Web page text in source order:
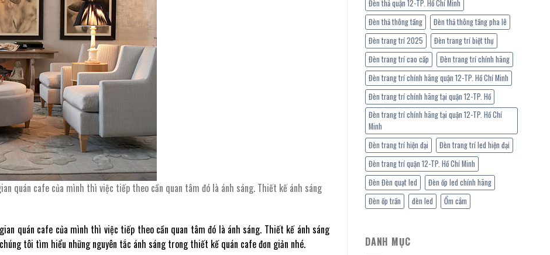
quán cafe của mình thì việc tiếp theo cần quan tâm đó là ánh sáng. Thiết kế ánh sáng
quán cafe của mình thì việc tiếp theo cần quan tâm đó là ánh sáng. Thiết kế ánh sáng
tôi tìm hiểu những nguyên tắc ánh sáng trong thiết kế quán cafe đơn giản nhé.
Đèn thả quận 12-TP. Hồ Chí Minh
Đèn thả thông tầng
Đèn thả thông tầng pha lê
Đèn trang trí 2025
Đèn trang trí biệt thự
Đèn trang trí cao cấp
Đèn trang trí chính hãng
Đèn trang trí chính hãng quận 12-TP. Hồ Chí Minh
Đèn trang trí chính hãng tại quận 12-TP. Hồ
Đèn trang trí chính hãng tại quận 12-TP. Hồ Chí
Minh
Đèn trang trí hiện đại
Đèn trang trí led hiện đại
Đèn trang trí quận 12-TP. Hồ Chí Minh
Đèn Đèn quạt led
Đèn ốp led chính hãng
Đèn ốp trần
đèn led Ổm cắm
DANH MỤC